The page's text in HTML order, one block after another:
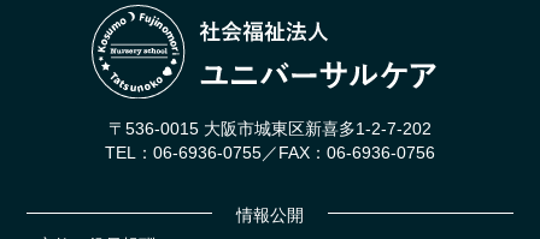
〒536-0015 大阪市城東区新喜多1-2-7-202
TEL：06-6936-0755／FAX：06-6936-0756
情報公開